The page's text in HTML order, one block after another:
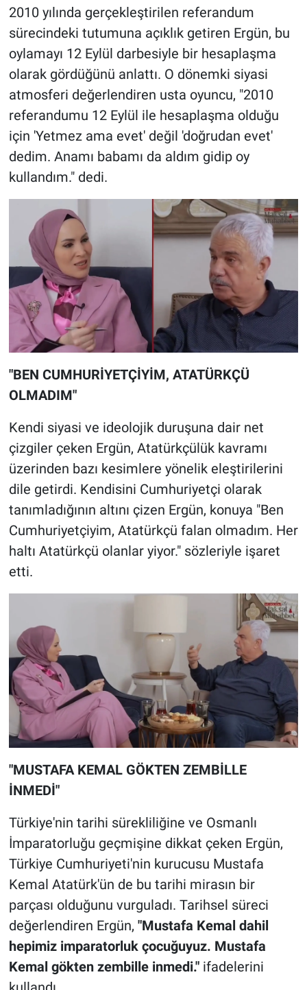
2010 yılında gerçekleştirilen referandum
sürecindeki tutumuna açıklık getiren Ergün, bu
oylamayı 12 Eylül darbesiyle bir hesaplaşma
olarak gördüğünü anlattı. O dönemki siyasi
atmosferi değerlendiren usta oyuncu, "2010
referandumu 12 Eylül ile hesaplaşma olduğu
için 'Yetmez ama evet' değil 'doğrudan evet'
dedim. Anamı babamı da aldım gidip oy
kullandım." dedi.
"BEN CUMHURİYETÇİYİM, ATATÜRKÇÜ
OLMADIM"
Kendi siyasi ve ideolojik duruşuna dair net
çizgiler çeken Ergün, Atatürkçülük kavramı
üzerinden bazı kesimlere yönelik eleştirilerini
dile getirdi. Kendisini Cumhuriyetçi olarak
tanımladığının altını çizen Ergün, konuya "Ben
Cumhuriyetçiyim, Atatürkçü falan olmadım. Her
haltı Atatürkçü olanlar yiyor." sözleriyle işaret
etti.
"MUSTAFA KEMAL GÖKTEN ZEMBİLLE
İNMEDİ"
Türkiye'nin tarihi sürekliliğine ve Osmanlı
İmparatorluğu geçmişine dikkat çeken Ergün,
Türkiye Cumhuriyeti'nin kurucusu Mustafa
Kemal Atatürk'ün de bu tarihi mirasın bir
parçası olduğunu vurguladı. Tarihsel süreci
değerlendiren Ergün, "Mustafa Kemal dahil
hepimiz imparatorluk çocuğuyuz. Mustafa
Kemal gökten zembille inmedi." ifadelerini